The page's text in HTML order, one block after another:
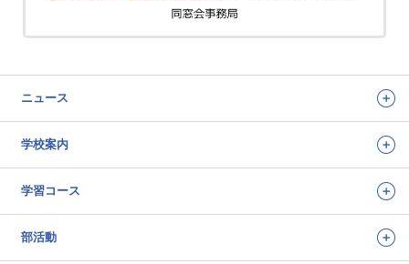
ニュース
学校案内
学習コース
部活動